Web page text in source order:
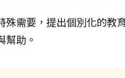
殊需要，提出個別化的教
助。